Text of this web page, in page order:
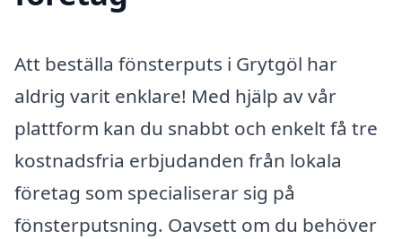
Att beställa fönsterputs i Grytgöl har
aldrig varit enklare! Med hjälp av vår
plattform kan du snabbt och enkelt få tre
kostnadsfria erbjudanden från lokala
företag som specialiserar sig på
fönsterputsning. Oavsett om du behöver